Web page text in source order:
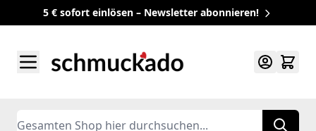
5 € sofort einlösen – Newsletter abonnieren!
Search